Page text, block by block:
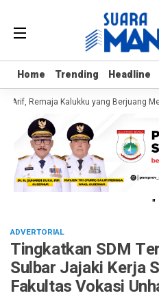
Home Trending Headline
Home Trending Headline
Arif, Remaja Kalukku yang Berjuang
"
ADVERTORIAL
Tingkatkan SDM
Sulbar Jajaki Kerja
Fakultas Vokasi